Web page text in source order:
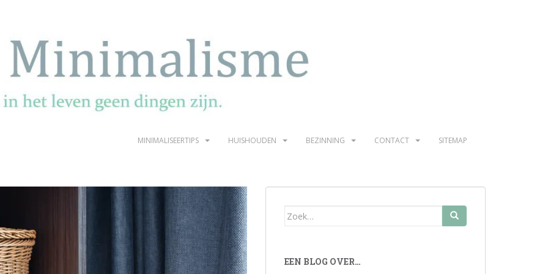
MINIMALISEERTIPS HUISHOUDEN BEZINNING CONTACT SITEMAP
Zoek
EEN BLOG OVER…